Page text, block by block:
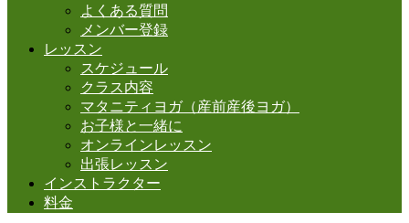
よくある質問
メンバー登録
レッスン
スケジュール
クラス内容
マタニティヨガ（産前産後ヨガ）
お子様と一緒に
オンラインレッスン
出張レッスン
インストラクター
料金